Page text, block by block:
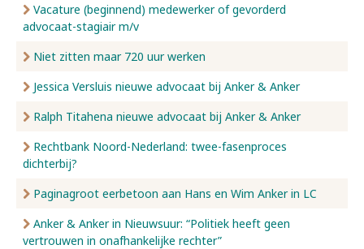
Vacature (beginnend) medewerker of gevorderd
advocaat-stagiair m/v
Niet zitten maar 720 uur werken
Jessica Versluis nieuwe advocaat bij Anker & Anker
Ralph Titahena nieuwe advocaat bij Anker & Anker
Rechtbank Noord-Nederland: twee-fasenproces
dichterbij?
Paginagroot eerbetoon aan Hans en Wim Anker in LC
Anker & Anker in Nieuwsuur: “Politiek heeft geen
vertrouwen in onafhankelijke rechter”